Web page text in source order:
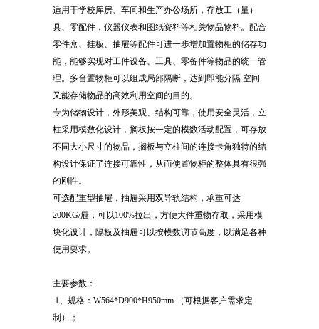
适用于学校库房、车间和生产办公场所，存放工（量）
具、零配件，仪器仪表和图纸资料等相关物品物料。配合
零件盒、挂板、抽屉等配件可进一步增加置物柜的储存功
能，能够实现对工件设备、工具、零备件等物品的统一管
理。多台置物柜可以组成局部隔断，达到即能分隔 空间
又能存储物品的高效利用空间的目的。
专为储物设计，外形美观、结构可靠，使用安全灵活，立
柱采用模数化设计，搁板按一定的模数活动配置，可存放
不同大小尺寸的物品，搁板与立柱间的连接卡角独特的结
构设计保证了连接可靠性，从而使置物柜的整体具有很强
的刚性。
可选配重型抽屉，抽屉采用双导轨结构，承重可达
200KG/屉；可以100%拉出，方便大件重物存取，采用模
块化设计，隔板及抽屉可以按模数调节高度，以满足各种
使用要求。
主要参数：
1、规格：W564*D900*H950mm （可根据客户需求定
制）；